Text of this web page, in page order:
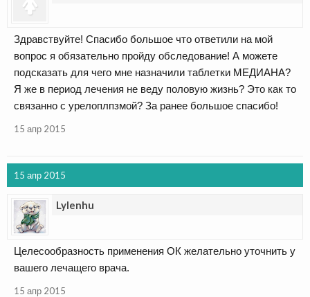
Здравствуйте! Спасибо большое что ответили на мой
вопрос я обязательно пройду обследование! А можете
подсказать для чего мне назначили таблетки МЕДИАНА?
Я же в период лечения не веду половую жизнь? Это как то
связанно с урелоплпзмой? За ранее большое спасибо!
15 апр 2015
15 апр 2015
Lylenhu
Целесообразность применения ОК желательно уточнить у
вашего лечащего врача.
15 апр 2015